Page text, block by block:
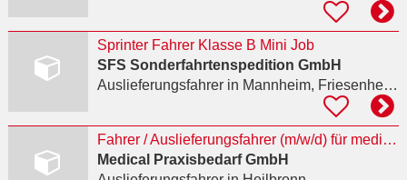
Sprinter Fahrer Klasse B Mini Job
SFS Sonderfahrtenspedition GmbH
Auslieferungsfahrerin Mannheim, Friesenheimer Insel
Fahrer / Auslieferungsfahrer (m/w/d) für medizinischen Praxisbedarf
Medical Praxisbedarf GmbH